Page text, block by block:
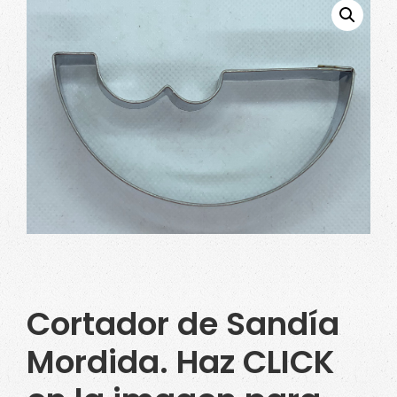
Cortador de Sandía
Mordida. Haz CLICK